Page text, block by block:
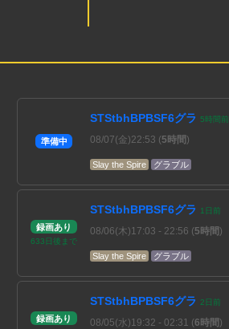
準備中
STStbhBPBSF6グラ 5 時間 前
08/07(金)22:53 (5時間)
Slay the Spire グラブル
録画あり
633 日 後 まで
STStbhBPBSF6グラ 1 日 前
08/06(木)17:03 - 22:56 (5時間)
Slay the Spire グラブル
録画あり
STStbhBPBSF6グラ 2 日 前
08/05(水)19:32 - 02:31 (6時間)